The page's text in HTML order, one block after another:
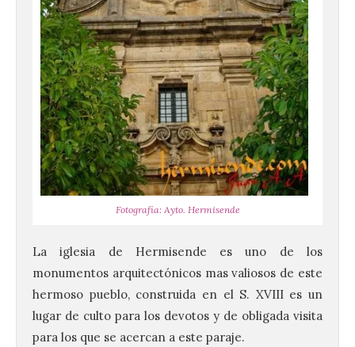
Fotografía: Ayto. Hermisende
La iglesia de Hermisende es uno de los
monumentos arquitectónicos mas valiosos de este
hermoso pueblo, construida en el S. XVIII es un
lugar de culto para los devotos y de obligada visita
para los que se acercan a este paraje.